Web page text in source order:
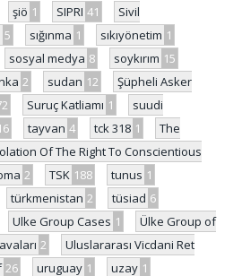
şiö 1 SIPRI 41
Sivil
5 sığınma 1 sıkıyönetim 1
sosyal medya 8 soykırım 15
2 sudan 12
Şüpheli Asker
Suruç Katliamı 1
suudi
tayvan 4 tck 318 1
The
Of The Right To Conscientious
2 TSK 188 tunus 1
türkmenistan 2 tüsiad 6
Ulke Group Cases 1
Ülke Group of
2
Uluslararası Vicdani Ret
26 uruguay 1 uzay 1